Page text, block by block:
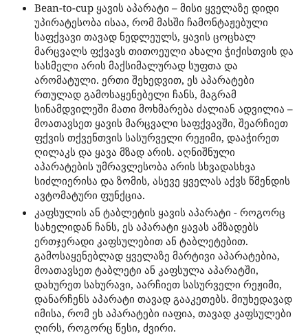
Bean-to-cup ყავის აპარატი – მისი ყველაზე დიდი
უპირატესობა ისაა, რომ მასში ჩამონტაჟებული
საფქვავი თავად ნედლეულს, ყავის ცოცხალ
მარცვალს ფქვავს თითოეული ახალი ჭიქისთვის და
სასმელი არის მაქსიმალურად სუფთა და
არომატული. ერთი შეხედვით, ეს აპარატები
რთულად გამოსაყენებელი ჩანს, მაგრამ
სინამდვილეში მათი მოხმარება ძალიან ადვილია –
მოათავსეთ ყავის მარცვალი საფქვავში, შეარჩიეთ
ფქვის თქვენთვის სასურველი რეჟიმი, დააჭირეთ
ღილაკს და ყავა მზად არის. აღნიშნული
აპარატების უმრავლესობა არის სხვადასხვა
სიძლიერისა და ზომის, ასევე ყველას აქვს წმენდის
ავტომატური ფუნქცია.
კაფსულის ან ტაბლეტის ყავის აპარატი - როგორც
სახელიდან ჩანს, ეს აპარატი ყავას ამზადებს
ერთჯერადი კაფსულებით ან ტაბლეტებით.
გამოსაყენებლად ყველაზე მარტივი აპარატებია,
მოათავსეთ ტაბლეტი ან კაფსულა აპარატში,
დახურეთ სახურავი, აარჩიეთ სასურველი რეჟიმი,
დანარჩენს აპარატი თავად გააკეთებს. მიუხედავად
იმისა, რომ ეს აპარატები იაფია, თავად კაფსულები
ღირს, როგორც წესი, ძვირი.